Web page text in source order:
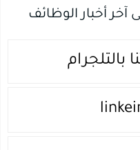
أخبار الوظائف
بالتلجرام